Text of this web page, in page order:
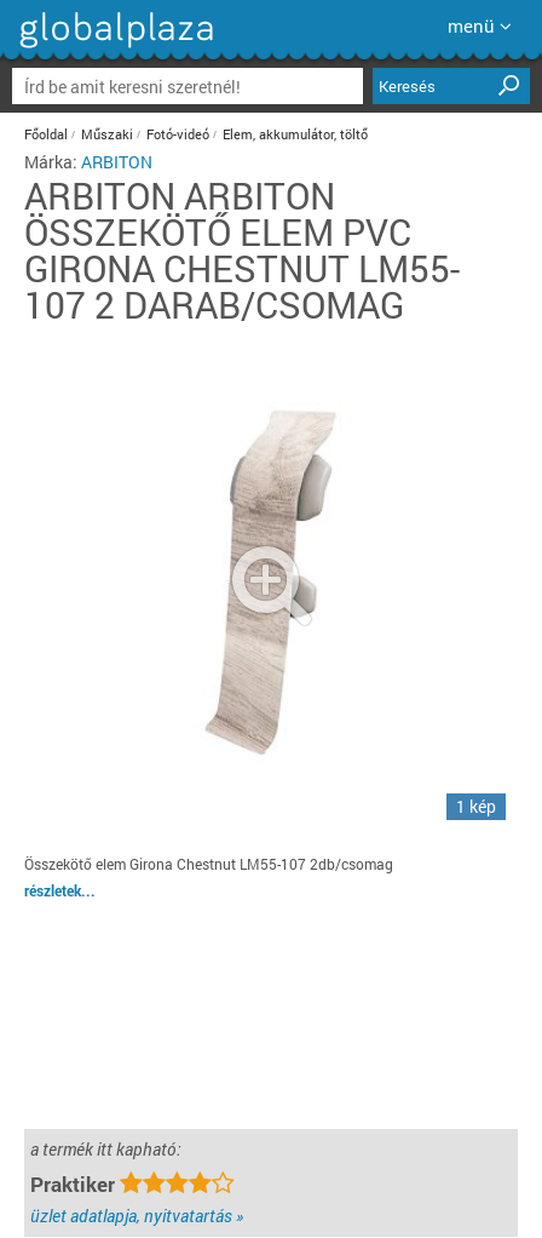
menü
Keresés
Főoldal Műszaki Fotó-videó Elem, akkumulátor, töltő
Márka: ARBITON
ARBITON ARBITON
ÖSSZEKÖTŐ ELEM PVC
GIRONA CHESTNUT LM55-
107 2 DARAB/CSOMAG
1 kép
Összekötő elem Girona Chestnut LM55-107 2db/csomag
részletek...
a termék itt kapható:
Praktiker
üzlet adatlapja, nyitvatartás »